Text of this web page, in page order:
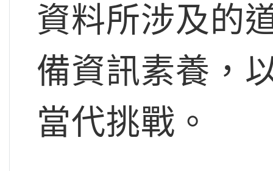
資料所涉及的
備資訊素養，
當代挑戰。